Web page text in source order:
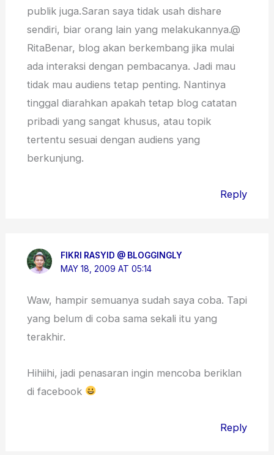
publik juga.Saran saya tidak usah dishare
sendiri, biar orang lain yang melakukannya.@
RitaBenar, blog akan berkembang jika mulai
ada interaksi dengan pembacanya. Jadi mau
tidak mau audiens tetap penting. Nantinya
tinggal diarahkan apakah tetap blog catatan
pribadi yang sangat khusus, atau topik
tertentu sesuai dengan audiens yang
berkunjung.
Reply
FIKRI RASYID @ BLOGGINGLY
MAY 18, 2009 AT 05:14
Waw, hampir semuanya sudah saya coba. Tapi
yang belum di coba sama sekali itu yang
terakhir.
Hihiihi, jadi penasaran ingin mencoba beriklan
di facebook
Reply